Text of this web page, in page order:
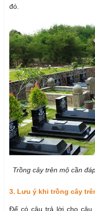
đó.
Trồng cây trên mộ cần
3. Lưu ý khi trồng cây
Để có câu trả lời cho câu